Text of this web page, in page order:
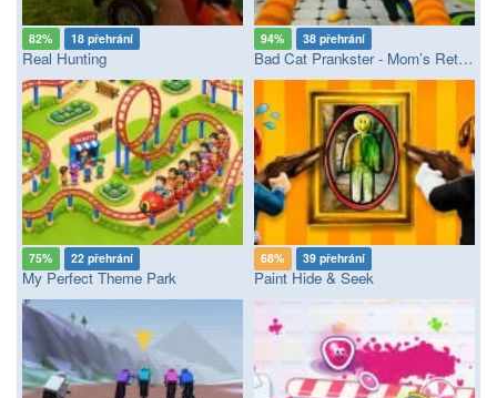
82% 18 přehrání
Real Hunting
94% 38 přehrání
Bad Cat Prankster - Mom’s Return
75% 22 přehrání
My Perfect Theme Park
68% 39 přehrání
Paint Hide & Seek